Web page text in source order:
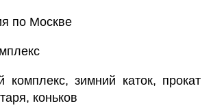
по Москве
комплекс, зимний каток, прокат
коньков